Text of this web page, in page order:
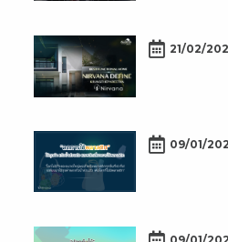
21/02/
09/01/